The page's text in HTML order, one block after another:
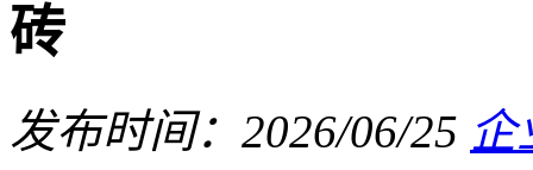
砖
发布时间：2026/06/25 企